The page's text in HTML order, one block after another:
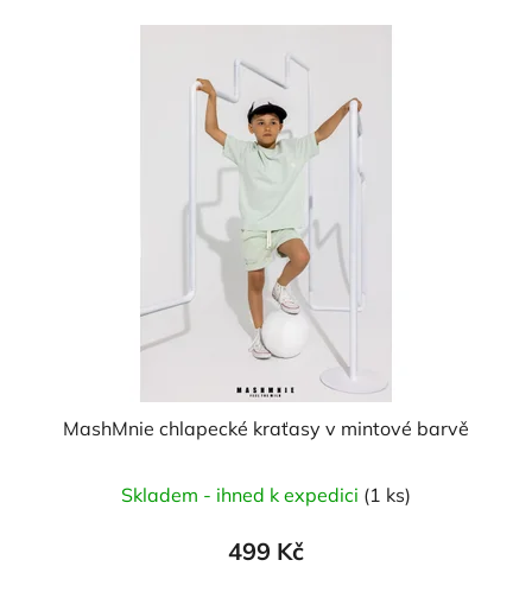
MashMnie chlapecké kraťasy v mintové barvě
Skladem - ihned k expedici (1 ks)
499 Kč